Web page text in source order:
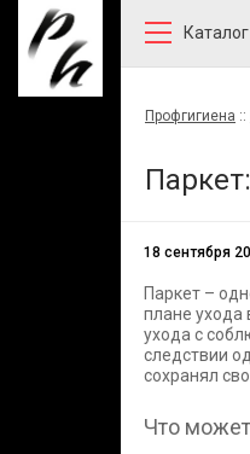
Профгигиена ::
18 сентября
Паркет –
плане ухода
ухода с
следствии
сохранял
Что